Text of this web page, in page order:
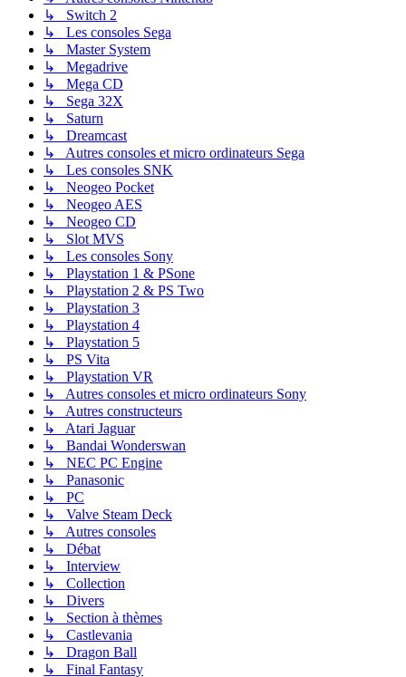
↳ Switch 2
↳ Les consoles Sega
↳ Master System
↳ Megadrive
↳ Mega CD
↳ Sega 32X
↳ Saturn
↳ Dreamcast
↳ Autres consoles et micro ordinateurs Sega
↳ Les consoles SNK
↳ Neogeo Pocket
↳ Neogeo AES
↳ Neogeo CD
↳ Slot MVS
↳ Les consoles Sony
↳ Playstation 1 & PSone
↳ Playstation 2 & PS Two
↳ Playstation 3
↳ Playstation 4
↳ Playstation 5
↳ PS Vita
↳ Playstation VR
↳ Autres consoles et micro ordinateurs Sony
↳ Autres constructeurs
↳ Atari Jaguar
↳ Bandai Wonderswan
↳ NEC PC Engine
↳ Panasonic
↳ PC
↳ Valve Steam Deck
↳ Autres consoles
↳ Débat
↳ Interview
↳ Collection
↳ Divers
↳ Section à thèmes
↳ Castlevania
↳ Dragon Ball
↳ Final Fantasy